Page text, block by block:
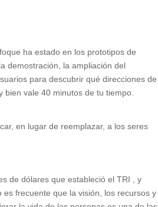
ha estado en los prototipos de
demostración, la ampliación del
para descubrir qué direcciones de
bien vale 40 minutos de tu tiempo.
en lugar de reemplazar, a los seres
de dólares que estableció el TRI , y
frecuente que la visión, los recursos y